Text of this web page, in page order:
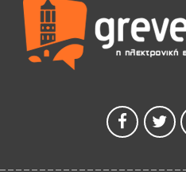
Θερινό Σινεμά στο πλαίσιο του
Καλοκαιριού 2026» με την
Ανάσες».
5 Αυγούστου 2026
5 Αυγούστου 2026